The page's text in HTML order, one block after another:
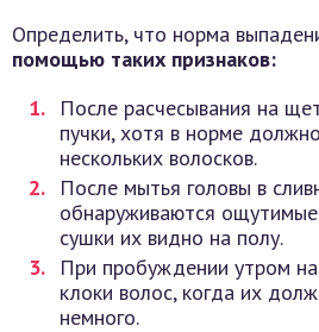
Определить, что норма
помощью таких признаков:
После расчесывания на
пучки, хотя в норме
нескольких волосков.
После мытья головы в
обнаруживаются
сушки их видно на полу.
При пробуждении утром
клоки волос, когда их
немного.